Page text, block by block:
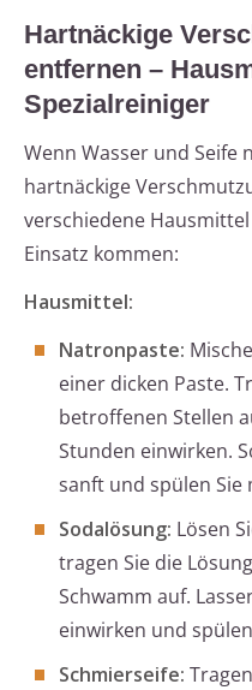
Hartnäckige
entfernen –
Spezialreiniger
Wenn Wasser und Seife
hartnäckige
verschiedene
Einsatz kommen:
Hausmittel:
Natronpaste:
einer dicken Paste.
betroffenen Stellen
Stunden einwirken.
sanft und spülen Sie
Sodalösung: Lösen
tragen Sie die
Schwamm auf.
einwirken und
Schmierseife: